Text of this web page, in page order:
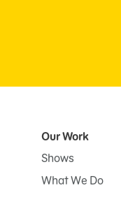
Our Work
Shows
What We Do